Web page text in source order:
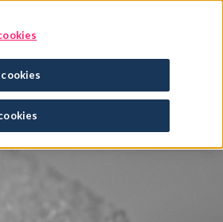
tu tratamiento